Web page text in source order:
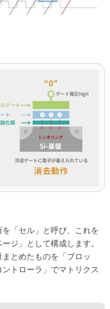
「セル」と呼び、これを
ジ」として構成します。
とめたものを「ブロッ
トローラ」でマトリクス